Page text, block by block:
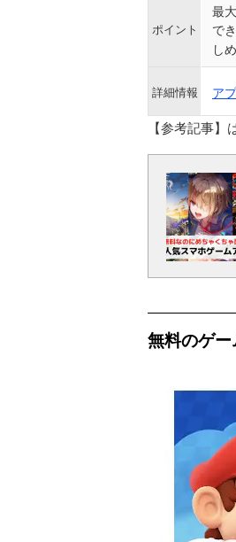
ポイント
最
で
し
詳細情報 ア
【参考記事
無料のゲ